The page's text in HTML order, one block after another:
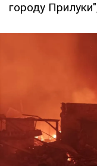
городу